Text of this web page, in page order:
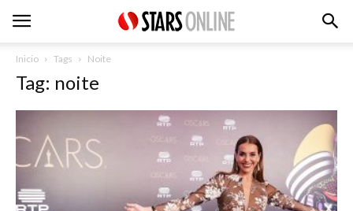
Inicio Tags Noite
Tag: noite